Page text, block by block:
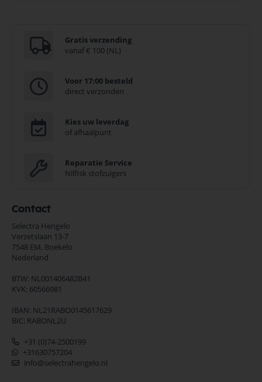
Gratis verzending
vanaf € 100 (NL)
Voor 17:00 besteld
direct verzonden
Kies uw leverdag
of afhaalpunt
Reparatie Service
Nilfisk stofzuigers
Contact
Selectra Hengelo
Verzetslaan 13-7
7548 EM, Boekelo
Nederland
BTW: NL001406482B41
KVK: 60566981
IBAN: NL21RABO0145617629
BIC: RABONL2U
+31 (0)74-2500199
+31630757204
info@selectrahengelo.nl